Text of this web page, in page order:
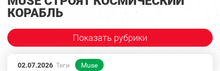
КОРАБЛЬ
Показать рубрики
02.07.2026 Теги Muse